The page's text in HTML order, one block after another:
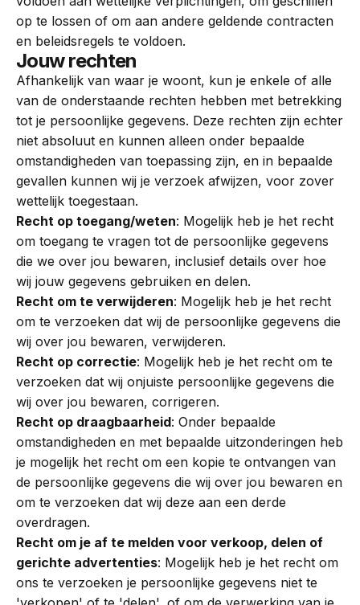
op te lossen of om aan andere geldende contracten
en beleidsregels te voldoen.
Jouw rechten
Afhankelijk van waar je woont, kun je enkele of alle
van de onderstaande rechten hebben met betrekking
tot je persoonlijke gegevens. Deze rechten zijn echter
niet absoluut en kunnen alleen onder bepaalde
omstandigheden van toepassing zijn, en in bepaalde
gevallen kunnen wij je verzoek afwijzen, voor zover
wettelijk toegestaan.
Recht op toegang/weten: Mogelijk heb je het recht
om toegang te vragen tot de persoonlijke gegevens
die we over jou bewaren, inclusief details over hoe
wij jouw gegevens gebruiken en delen.
Recht om te verwijderen: Mogelijk heb je het recht
om te verzoeken dat wij de persoonlijke gegevens die
wij over jou bewaren, verwijderen.
Recht op correctie: Mogelijk heb je het recht om te
verzoeken dat wij onjuiste persoonlijke gegevens die
wij over jou bewaren, corrigeren.
Recht op draagbaarheid: Onder bepaalde
omstandigheden en met bepaalde uitzonderingen heb
je mogelijk het recht om een kopie te ontvangen van
de persoonlijke gegevens die wij over jou bewaren en
om te verzoeken dat wij deze aan een derde
overdragen.
Recht om je af te melden voor verkoop, delen of
gerichte advertenties: Mogelijk heb je het recht om
ons te verzoeken je persoonlijke gegevens niet te